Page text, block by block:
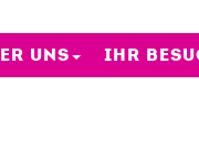
UNS IHR